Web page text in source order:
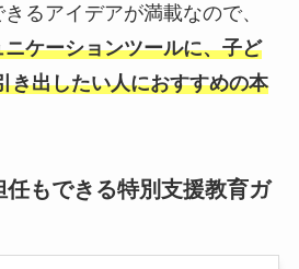
るアイデアが満載なので、
ケーションツールに、子ど
き出したい人におすすめの本
任もできる特別支援教育ガ